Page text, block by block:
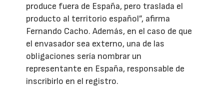
produce fuera de España, pero traslada el
producto al territorio español”, afirma
Fernando Cacho. Además, en el caso de que
el envasador sea externo, una de las
obligaciones sería nombrar un
representante en España, responsable de
inscribirlo en el registro.